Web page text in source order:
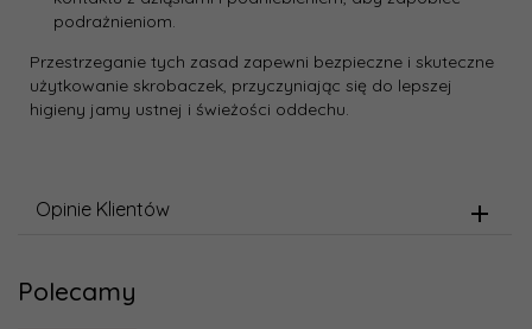
podrażnieniom.
Przestrzeganie tych zasad zapewni bezpieczne i skuteczne
użytkowanie skrobaczek, przyczyniając się do lepszej
higieny jamy ustnej i świeżości oddechu.
Opinie Klientów
Polecamy